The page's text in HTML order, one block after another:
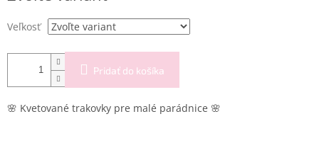
Veľkosť
Pridať do košíka
🌸 Kvetované trakovky pre malé parádnice 🌸